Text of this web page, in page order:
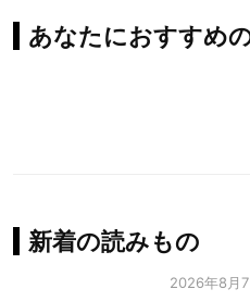
あなたにおすすめ
新着の読みもの
2026年8月7